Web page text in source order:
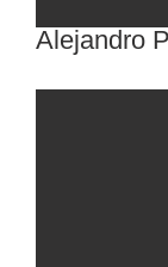
Alejandro